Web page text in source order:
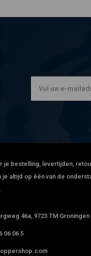
je bestelling, levertijden,
je altijd op één van de
46a, 9723 TM
06 06 5